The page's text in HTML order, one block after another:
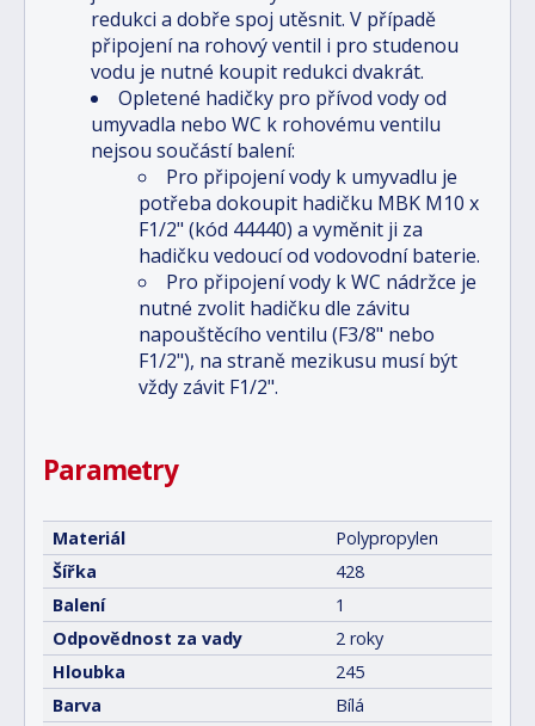
redukci a dobře spoj utěsnit. V případě
připojení na rohový ventil i pro studenou
vodu je nutné koupit redukci dvakrát.
Opletené hadičky pro přívod vody od
umyvadla nebo WC k rohovému ventilu
nejsou součástí balení:
Pro připojení vody k umyvadlu je
potřeba dokoupit hadičku MBK M10 x
F1/2" (kód 44440) a vyměnit ji za
hadičku vedoucí od vodovodní baterie.
Pro připojení vody k WC nádržce je
nutné zvolit hadičku dle závitu
napouštěcího ventilu (F3/8" nebo
F1/2"), na straně mezikusu musí být
vždy závit F1/2".
Parametry
Materiál
Polypropylen
Šířka
428
Balení
1
Odpovědnost za vady
2 roky
Hloubka
245
Barva
Bílá